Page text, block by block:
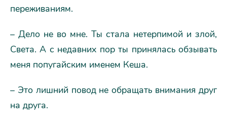
переживаниям.
– Дело не во мне. Ты стала нетерпимой и злой,
Света. А с недавних пор ты принялась обзывать
меня попугайским именем Кеша.
– Это лишний повод не обращать внимания друг
на друга.